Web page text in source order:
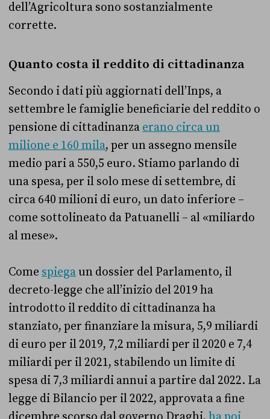
dell’Agricoltura sono sostanzialmente
corrette.
Quanto costa il reddito di cittadinanza
Secondo i dati più aggiornati dell’Inps, a
settembre le famiglie beneficiarie del reddito o
pensione di cittadinanza erano circa un
milione e 160 mila, per un assegno mensile
medio pari a 550,5 euro. Stiamo parlando di
una spesa, per il solo mese di settembre, di
circa 640 milioni di euro, un dato inferiore –
come sottolineato da Patuanelli – al «miliardo
al mese».
Come spiegaun dossier del Parlamento, il
decreto-legge che all’inizio del 2019 ha
introdotto il reddito di cittadinanza ha
stanziato, per finanziare la misura, 5,9 miliardi
di euro per il 2019, 7,2 miliardi per il 2020 e 7,4
miliardi per il 2021, stabilendo un limite di
spesa di 7,3 miliardi annui a partire dal 2022. La
legge di Bilancio per il 2022, approvata a fine